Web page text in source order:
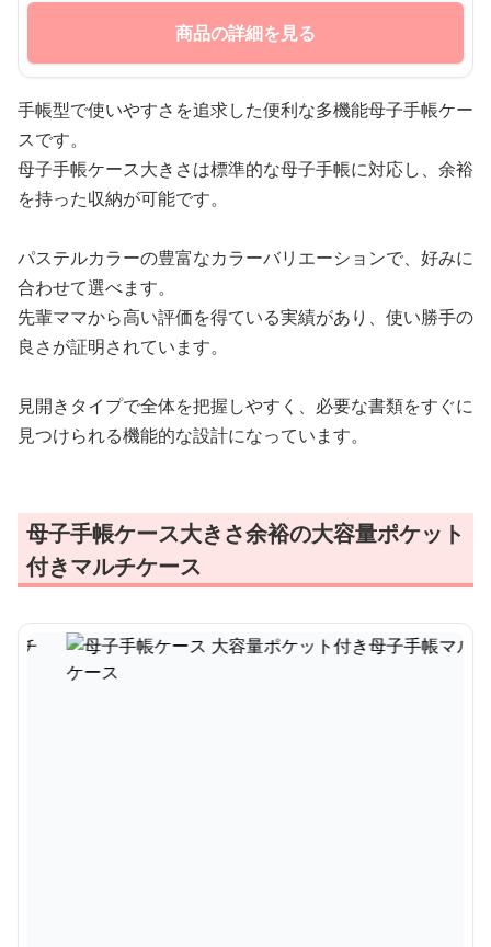
商品の詳細を見る
手帳型で使いやすさを追求した便利な多機能母子手帳ケー
スです。
母子手帳ケース大きさは標準的な母子手帳に対応し、余裕
を持った収納が可能です。
パステルカラーの豊富なカラーバリエーションで、好みに
合わせて選べます。
先輩ママから高い評価を得ている実績があり、使い勝手の
良さが証明されています。
見開きタイプで全体を把握しやすく、必要な書類をすぐに
見つけられる機能的な設計になっています。
母子手帳ケース大きさ余裕の大容量ポケット
付きマルチケース